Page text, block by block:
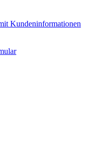
Kundeninformationen